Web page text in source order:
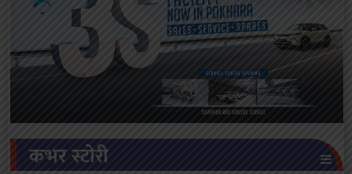
कभर स्टोरी